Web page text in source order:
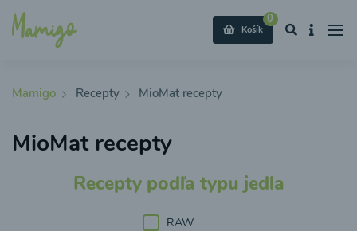
0
Košík
Mamigo Recepty MioMat recepty
MioMat recepty
Recepty podľa typu jedla
RAW